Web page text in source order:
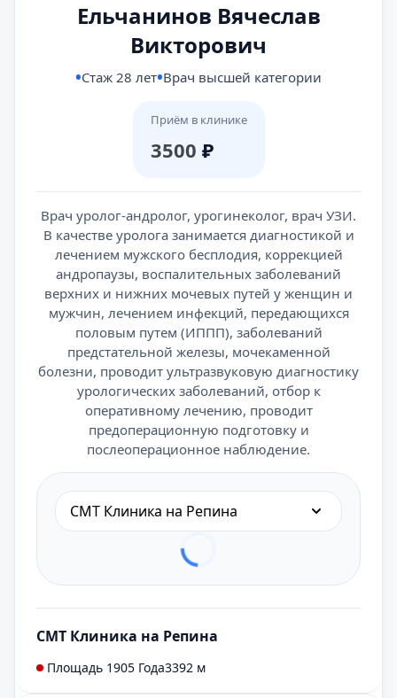
Ельчанинов Вячеслав
Викторович
Стаж 28 лет Врач высшей категории
Приём в клинике
3500 ₽
Врач уролог-андролог, урогинеколог, врач УЗИ.
В качестве уролога занимается диагностикой и
лечением мужского бесплодия, коррекцией
андропаузы, воспалительных заболеваний
верхних и нижних мочевых путей у женщин и
мужчин, лечением инфекций, передающихся
половым путем (ИППП), заболеваний
предстательной железы, мочекаменной
болезни, проводит ультразвуковую диагностику
урологических заболеваний, отбор к
оперативному лечению, проводит
предоперационную подготовку и
послеоперационное наблюдение.
СМТ Клиника на Репина
СМТ Клиника на Репина
Площадь 1905 Года3392 м